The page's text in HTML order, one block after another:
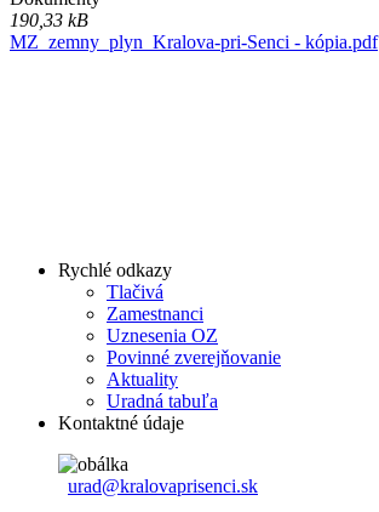
190,33 kB
MZ_zemny_plyn_Kralova-pri-Senci - kópia.pdf
Rychlé odkazy
Tlačivá
Zamestnanci
Uznesenia OZ
Povinné zverejňovanie
Aktuality
Uradná tabuľa
Kontaktné údaje
urad@kralovaprisenci.sk